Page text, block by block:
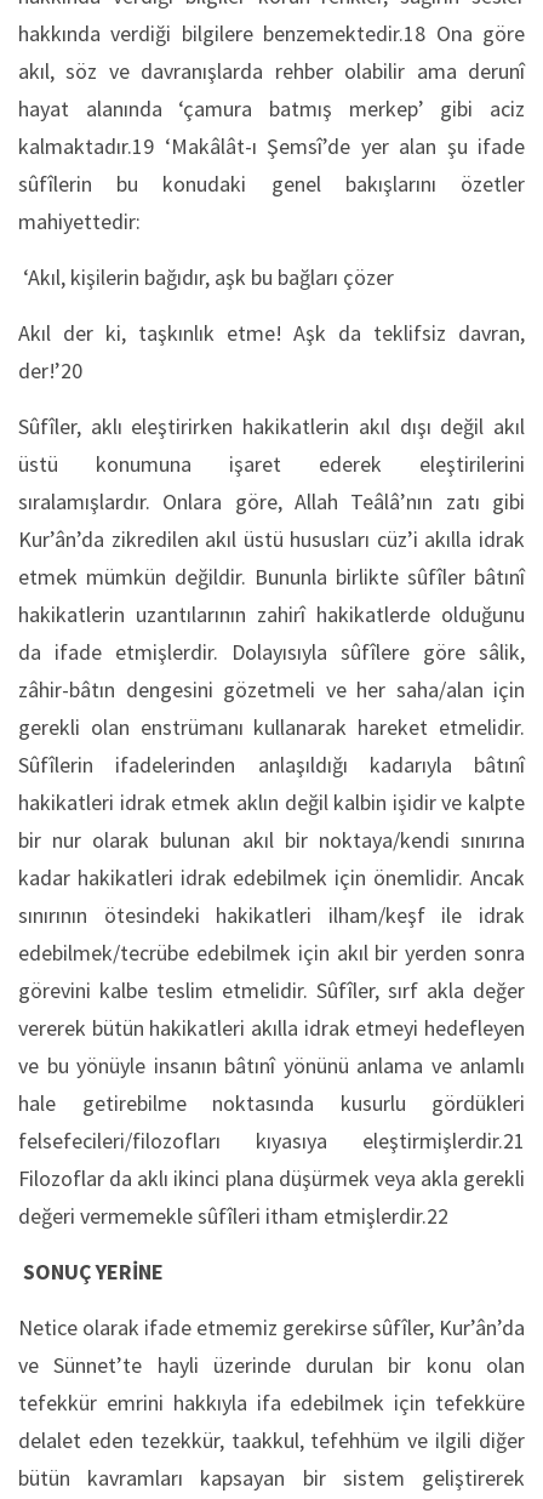
hakkında verdiği bilgilere benzemektedir.18 Ona göre
akıl, söz ve davranışlarda rehber olabilir ama derunî
hayat alanında ‘çamura batmış merkep’ gibi aciz
kalmaktadır.19 ‘Makâlât-ı Şemsî’de yer alan şu ifade
sûfîlerin bu konudaki genel bakışlarını özetler
mahiyettedir:
‘Akıl, kişilerin bağıdır, aşk bu bağları çözer
Akıl der ki, taşkınlık etme! Aşk da teklifsiz davran,
der!’20
Sûfîler, aklı eleştirirken hakikatlerin akıl dışı değil akıl
üstü konumuna işaret ederek eleştirilerini
sıralamışlardır. Onlara göre, Allah Teâlâ’nın zatı gibi
Kur’ân’da zikredilen akıl üstü hususları cüz’i akılla idrak
etmek mümkün değildir. Bununla birlikte sûfîler bâtınî
hakikatlerin uzantılarının zahirî hakikatlerde olduğunu
da ifade etmişlerdir. Dolayısıyla sûfîlere göre sâlik,
zâhir-bâtın dengesini gözetmeli ve her saha/alan için
gerekli olan enstrümanı kullanarak hareket etmelidir.
Sûfîlerin ifadelerinden anlaşıldığı kadarıyla bâtınî
hakikatleri idrak etmek aklın değil kalbin işidir ve kalpte
bir nur olarak bulunan akıl bir noktaya/kendi sınırına
kadar hakikatleri idrak edebilmek için önemlidir. Ancak
sınırının ötesindeki hakikatleri ilham/keşf ile idrak
edebilmek/tecrübe edebilmek için akıl bir yerden sonra
görevini kalbe teslim etmelidir. Sûfîler, sırf akla değer
vererek bütün hakikatleri akılla idrak etmeyi hedefleyen
ve bu yönüyle insanın bâtınî yönünü anlama ve anlamlı
hale getirebilme noktasında kusurlu gördükleri
felsefecileri/filozofları kıyasıya eleştirmişlerdir.21
Filozoflar da aklı ikinci plana düşürmek veya akla gerekli
değeri vermemekle sûfîleri itham etmişlerdir.22
SONUÇ YERİNE
Netice olarak ifade etmemiz gerekirse sûfîler, Kur’ân’da
ve Sünnet’te hayli üzerinde durulan bir konu olan
tefekkür emrini hakkıyla ifa edebilmek için tefekküre
delalet eden tezekkür, taakkul, tefehhüm ve ilgili diğer
bütün kavramları kapsayan bir sistem geliştirerek